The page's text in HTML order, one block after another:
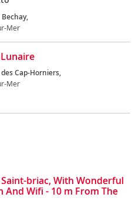
Mer
Cap-Horniers,
Mer
briac, With Wonderful
And Wifi - 10 m From The